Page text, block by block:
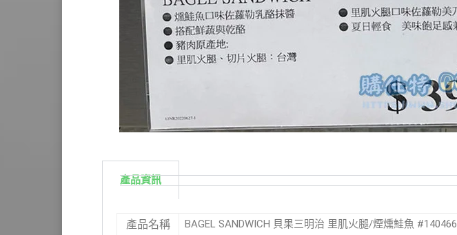
產品資訊
產品名稱 BAGEL SANDWICH 貝果三明治 里肌火腿/煙燻鮭魚 #140466